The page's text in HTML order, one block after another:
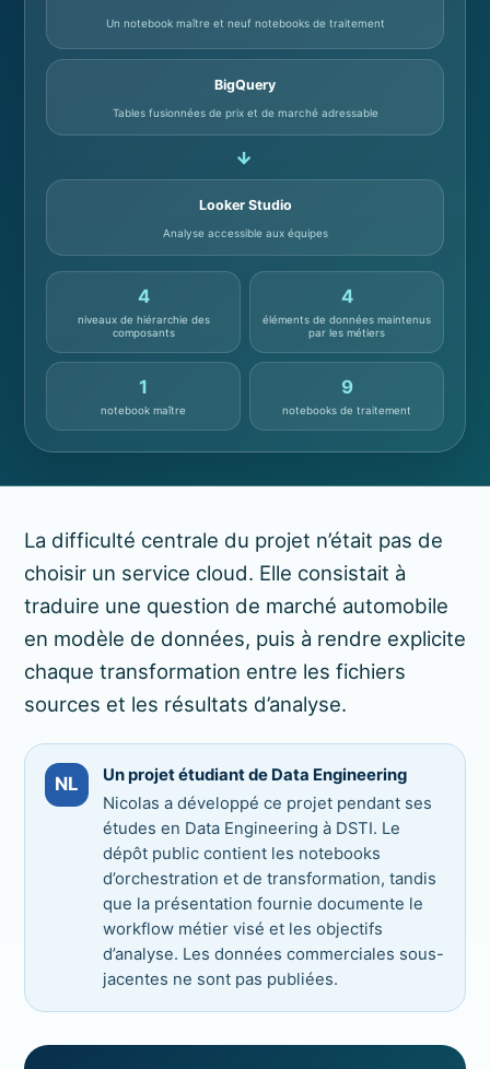
Un notebook maître et neuf notebooks de traitement
BigQuery
Tables fusionnées de prix et de marché adressable
→
Looker Studio
Analyse accessible aux équipes
4
niveaux de hiérarchie des
composants
4
éléments de données maintenus
par les métiers
1
notebook maître
9
notebooks de traitement
La difficulté centrale du projet n’était pas de
choisir un service cloud. Elle consistait à
traduire une question de marché automobile
en modèle de données, puis à rendre explicite
chaque transformation entre les fichiers
sources et les résultats d’analyse.
NL
Un projet étudiant de Data Engineering
Nicolas a développé ce projet pendant ses
études en Data Engineering à DSTI. Le
dépôt public contient les notebooks
d’orchestration et de transformation, tandis
que la présentation fournie documente le
workflow métier visé et les objectifs
d’analyse. Les données commerciales sous-
jacentes ne sont pas publiées.